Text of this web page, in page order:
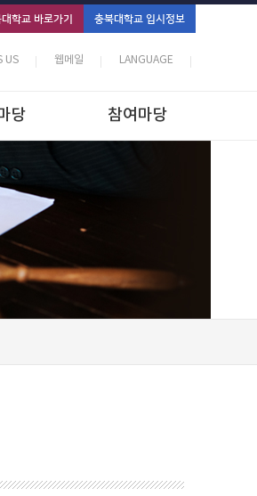
학교 바로가기 충북대학교 입시정보
US 웹메일 LANGUAGE
당 참여마당